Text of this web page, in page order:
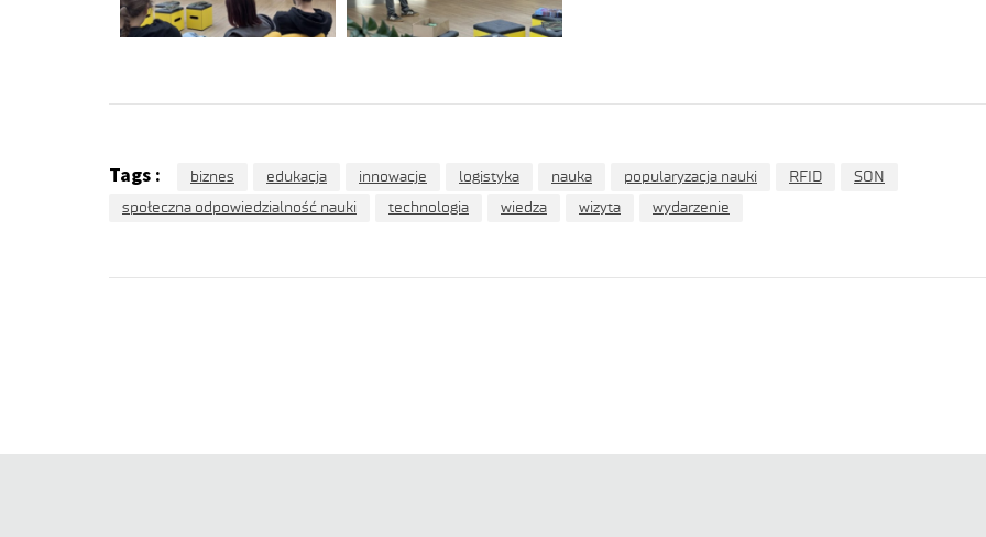
Tags : biznes edukacja innowacje logistyka nauka popularyzacja nauki RFID
SON
społeczna odpowiedzialność nauki
technologia wiedza wizyta wydarzenie